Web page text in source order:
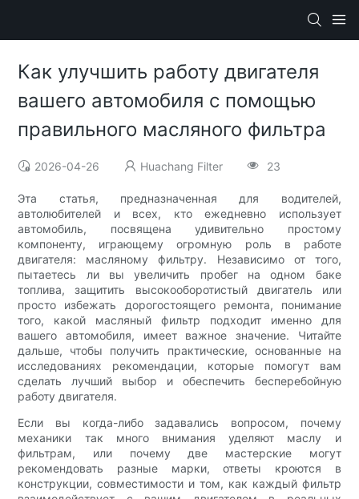
Как улучшить работу двигателя
вашего автомобиля с помощью
правильного масляного фильтра
2026-04-26 Huachang Filter 23
Эта статья, предназначенная для водителей,
автолюбителей и всех, кто ежедневно использует
автомобиль, посвящена удивительно простому
компоненту, играющему огромную роль в работе
двигателя: масляному фильтру. Независимо от того,
пытаетесь ли вы увеличить пробег на одном баке
топлива, защитить высокооборотистый двигатель или
просто избежать дорогостоящего ремонта, понимание
того, какой масляный фильтр подходит именно для
вашего автомобиля, имеет важное значение. Читайте
дальше, чтобы получить практические, основанные на
исследованиях рекомендации, которые помогут вам
сделать лучший выбор и обеспечить бесперебойную
работу двигателя.
Если вы когда-либо задавались вопросом, почему
механики так много внимания уделяют маслу и
фильтрам, или почему две мастерские могут
рекомендовать разные марки, ответы кроются в
конструкции, совместимости и том, как каждый фильтр